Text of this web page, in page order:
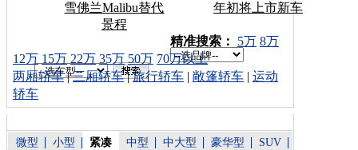
雪佛兰Malibu替代
景程
年初将上市新车
车型搜索：
精准搜索： 5万 8万
12万 15万 22万 35万 50万 70万以上
两厢轿车|三厢轿车|旅行轿车 | 敞篷轿车 | 运动
轿车
微型 小型 紧凑 中型 中大型 豪华型 SUV